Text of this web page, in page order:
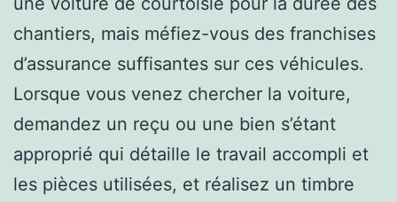
chantiers, mais méfiez-vous des franchises
d’assurance suffisantes sur ces véhicules.
Lorsque vous venez chercher la voiture,
demandez un reçu ou une bien s’étant
approprié qui détaille le travail accompli et
les pièces utilisées, et réalisez un timbre